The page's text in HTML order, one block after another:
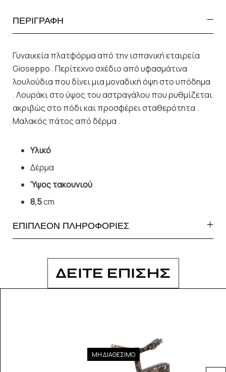
ΠΕΡΙΓΡΑΦΗ
Γυναικεία πλατφόρμα από την ισπανική εταιρεία
Gioseppo . Περίτεχνο σχέδιο από υφασμάτινα
λουλούδια που δίνει μια μοναδική όψη στο υπόδημα
. Λουράκι στο ύψος του αστραγάλου που ρυθμίζεται
ακριβώς στο πόδι και προσφέρει σταθερότητα .
Μαλακός πάτος από δέρμα .
Υλικό
Δέρμα
Ύψος τακουνιού
8,5cm
ΕΠΙΠΛΕΟΝ ΠΛΗΡΟΦΟΡΙΕΣ
ΔΕΙΤΕ ΕΠΙΣΗΣ
ΜΗ ΔΙΑΘΕΣΙΜΟ